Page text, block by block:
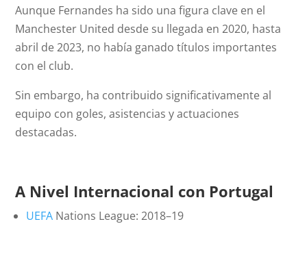
Aunque Fernandes ha sido una figura clave en el
Manchester United desde su llegada en 2020, hasta
abril de 2023, no había ganado títulos importantes
con el club.
Sin embargo, ha contribuido significativamente al
equipo con goles, asistencias y actuaciones
destacadas.
A Nivel Internacional con Portugal
UEFA Nations League: 2018–19